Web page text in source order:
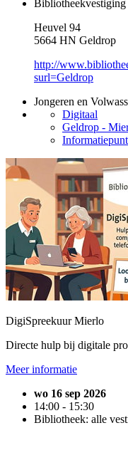
Heuvel 94
5664 HN Geldrop
http://
surl=Geldrop
Jongeren en
Digitaal
Geldrop -
DigiSpreekuur Mierlo
Directe hulp bij digitale
Meer informatie
wo 16 sep 2026
14:00 - 15:30
Bibliotheek: alle